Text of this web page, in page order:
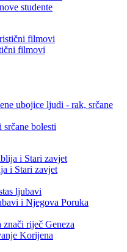
studente
filmovi
bolesti
i Stari zavjet
i Njegova Poruka
Korijena